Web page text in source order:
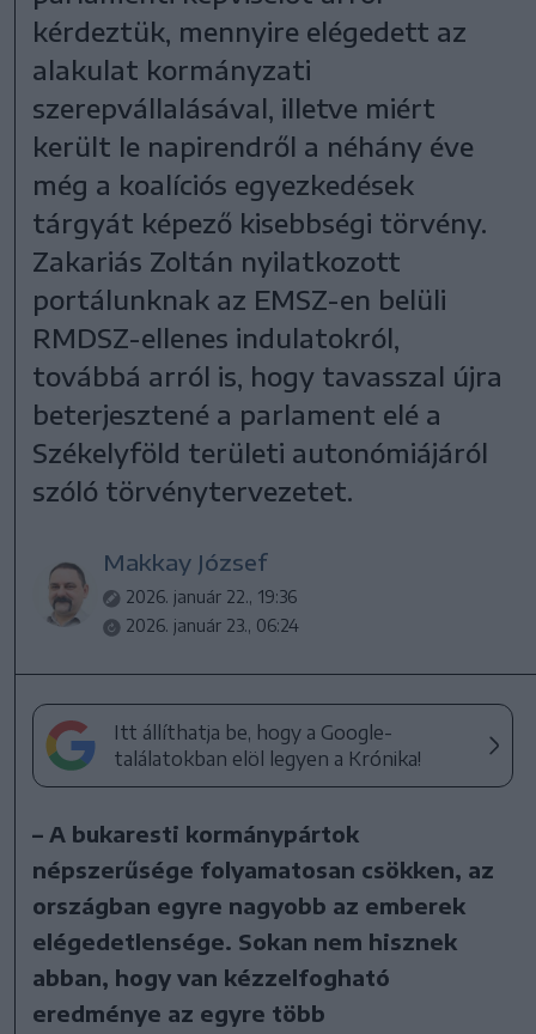
kérdeztük, mennyire elégedett az
alakulat kormányzati
szerepvállalásával, illetve miért
került le napirendről a néhány éve
még a koalíciós egyezkedések
tárgyát képező kisebbségi törvény.
Zakariás Zoltán nyilatkozott
portálunknak az EMSZ-en belüli
RMDSZ-ellenes indulatokról,
továbbá arról is, hogy tavasszal újra
beterjesztené a parlament elé a
Székelyföld területi autonómiájáról
szóló törvénytervezetet.
Makkay József
2026. január 22., 19:36
2026. január 23., 06:24
Itt állíthatja be, hogy a Google-
találatokban elöl legyen a Krónika!
– A bukaresti kormánypártok
népszerűsége folyamatosan csökken, az
országban egyre nagyobb az emberek
elégedetlensége. Sokan nem hisznek
abban, hogy van kézzelfogható
eredménye az egyre több